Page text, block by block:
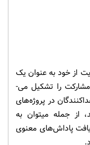
از خود به عنوان یک
فرد انسان‌­دوست، انگیزه­های اصلی مشارکت را تشکیل می‌­
در پروژه‌های
از جمله می­توان به
پاداش‌های معنوی